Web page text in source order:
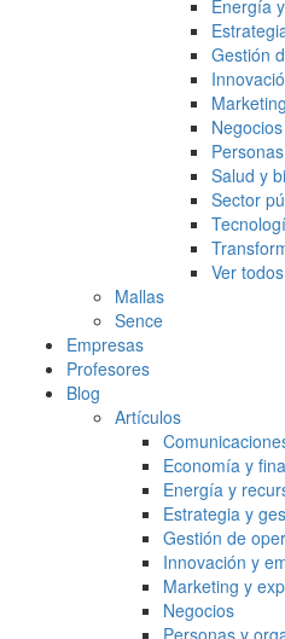
Energía
Gestión
Negocios
Salud y
Sector
Ver
Mallas
Sence
Empresas
Profesores
Blog
Artículos
Economía y
Energía y
Estrategia y
Gestión de
Innovación y
Marketing y
Negocios